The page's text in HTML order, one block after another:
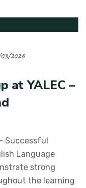
2026
at YALEC –
Successful
Language
strong
the learning